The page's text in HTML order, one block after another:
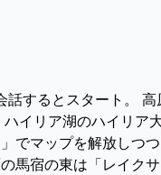
するとスタート。
イリア湖のハイリ
でマップを解放しつ
馬宿の東は「レイク